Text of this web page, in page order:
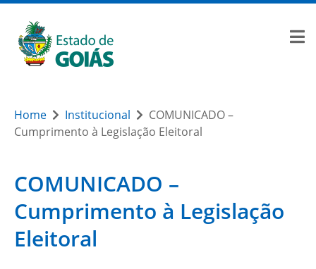
Home Institucional
COMUNICADO –
Cumprimento à Legislação Eleitoral
COMUNICADO –
Cumprimento à Legislação
Eleitoral